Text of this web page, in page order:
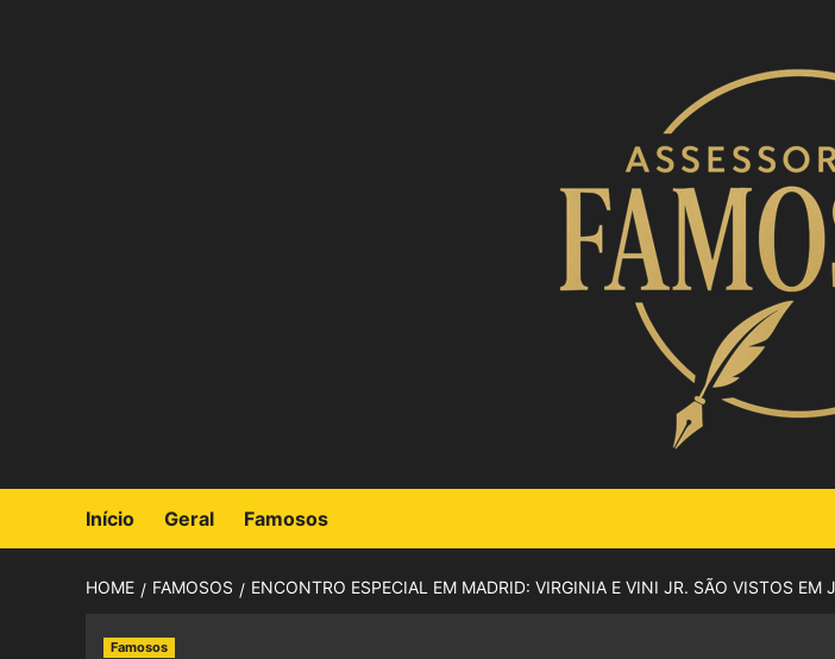
Início Geral Famosos
HOME FAMOSOS ENCONTRO ESPECIAL EM MADRID: VIRGINIA E VINI JR. SÃO VISTOS
Famosos